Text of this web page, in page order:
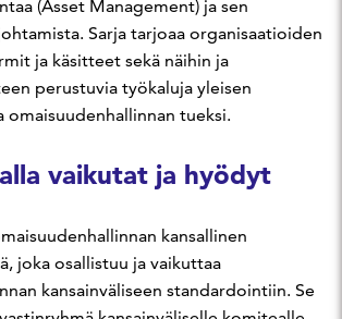
(Asset Management) ja sen
Sarja tarjoaa organisaatioiden
ja käsitteet sekä näihin ja
perustuvia työkaluja yleisen
omaisuudenhallinnan tueksi.
vaikutat ja hyödyt
kansallinen
joka osallistuu ja vaikuttaa
kansainväliseen standardointiin. Se